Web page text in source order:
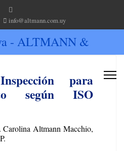
info@altmann.com.uy
para
según ISO
Altmann Macchio,